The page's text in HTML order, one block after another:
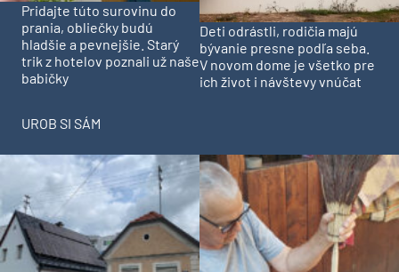
Pridajte túto surovinu do
prania, obliečky budú
hladšie a pevnejšie. Starý
trik z hotelov poznali už naše
babičky
Deti odrástli, rodičia majú
bývanie presne podľa seba.
V novom dome je všetko pre
ich život i návštevy vnúčat
UROB SI SÁM